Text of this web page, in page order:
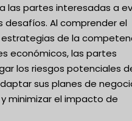
las partes interesadas a
desafíos. Al comprender el
de la
económicos, las partes
los riesgos potenciales
sus planes de
minimizar el impacto de